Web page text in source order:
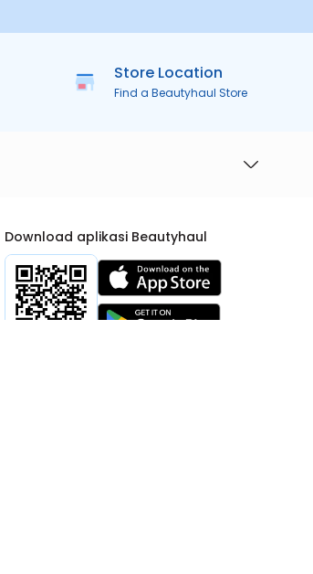
Store Location
Find a Beautyhaul Store
Download aplikasi Beautyhaul